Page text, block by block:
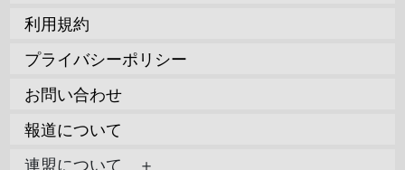
利用規約
プライバシーポリシー
お問い合わせ
報道について
連盟について ＋